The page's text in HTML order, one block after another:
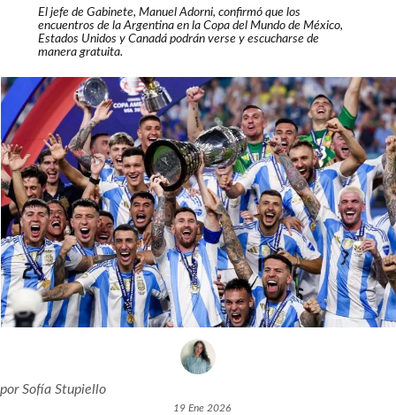
El jefe de Gabinete, Manuel Adorni, confirmó que los
encuentros de la Argentina en la Copa del Mundo de México,
Estados Unidos y Canadá podrán verse y escucharse de
manera gratuita.
porSofía Stupiello
19 Ene 2026